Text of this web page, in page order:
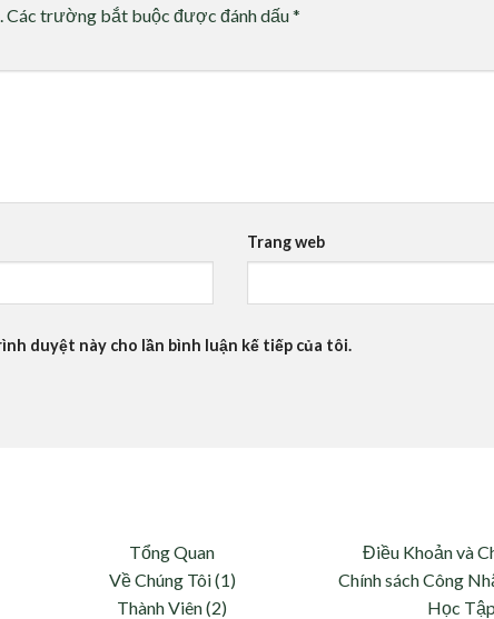
Các trường bắt buộc được đánh dấu*
Trang web
duyệt này cho lần bình luận kế tiếp của tôi.
Tổng Quan
Về Chúng Tôi (1)
Thành Viên (2)
Điều Khoản và
Chính sách Công
Học Tập